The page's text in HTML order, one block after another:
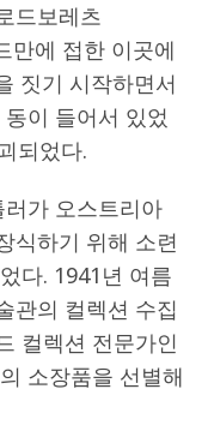
드보레츠
에 접한 이곳에
짓기 시작하면서
이 들어서 있었
되었다.
가 오스트리아
식하기 위해 소련
다. 1941년 여름
관의 컬렉션 수집
컬렉션 전문가인
소장품을 선별해